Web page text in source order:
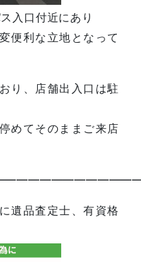
入口付近にあり
便利な立地となって
り、店舗出入口は駐
めてそのままご来店
遺品査定士、有資格